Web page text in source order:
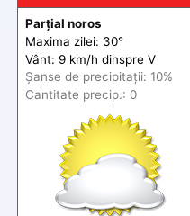
Parțial noros
Maxima zilei: 30°
Vânt: 9 km/h dinspre V
Șanse de precipitații: 10%
Cantitate precip.: 0